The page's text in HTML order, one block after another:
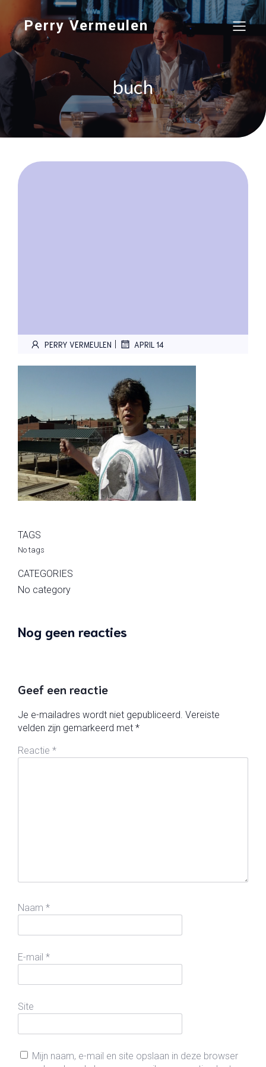
Perry Vermeulen
buch
PERRY VERMEULEN | APRIL 14
TAGS
No tags
CATEGORIES
No category
Nog geen reacties
Geef een reactie
Je e-mailadres wordt niet gepubliceerd. Vereiste
velden zijn gemarkeerd met *
Reactie *
Naam *
E-mail *
Site
Mijn naam, e-mail en site opslaan in deze browser